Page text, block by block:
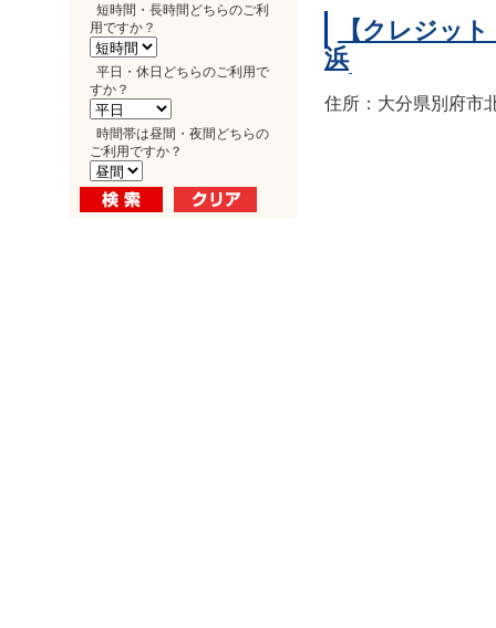
短時間・長時間どちらのご利
用ですか？
平日・休日どちらのご利用で
すか？
時間帯は昼間・夜間どちらの
ご利用ですか？
【クレジッ
浜
住所：大分県別府市